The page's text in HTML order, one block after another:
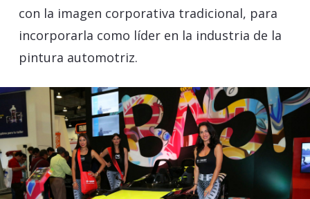
con la imagen corporativa tradicional, para
incorporarla como líder en la industria de la
pintura automotriz.